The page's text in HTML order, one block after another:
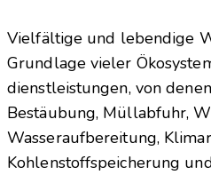
Vielfältige und lebendige
Grundlage vieler
dienstleistungen, von
Bestäubung, Müllabfuhr,
Wasseraufbereitung,
Kohlenstoffspeicherung